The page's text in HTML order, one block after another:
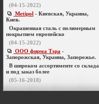
(04-15-2022)
Metipol - Киевская, Украина,
Киев.
Окрашенная сталь с полимерным
покрытием европейско
(04-15-2022)
ООО фирма Тэра -
Запорожская, Украина, Запорожье.
В широком ассортименте со склада
и под заказ более
(05-16-2018)